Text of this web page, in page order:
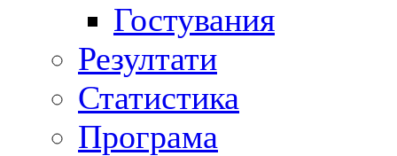
Гостувания
Резултати
Статистика
Програма